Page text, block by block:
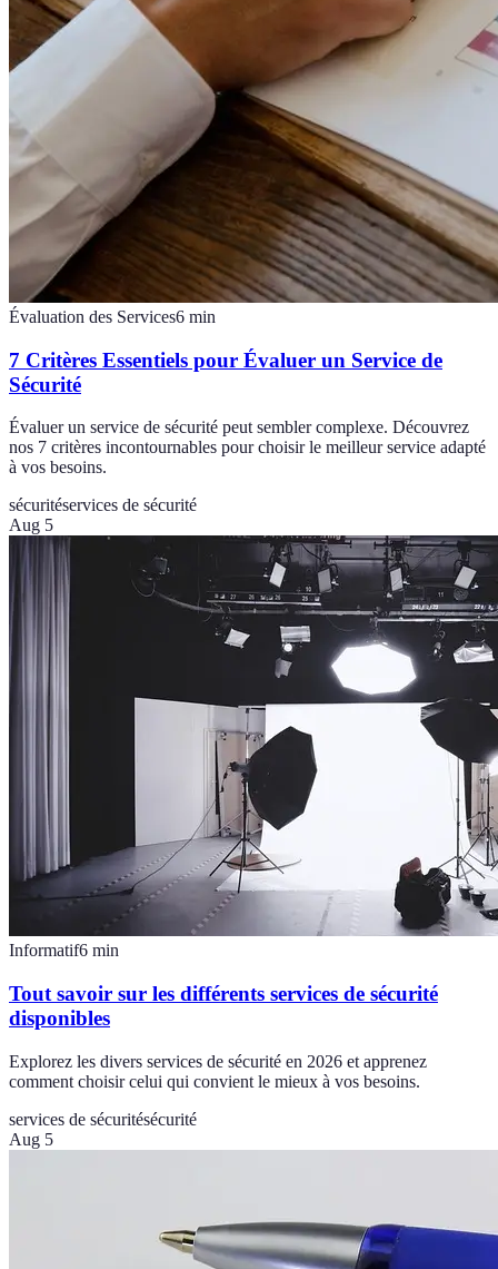
Évaluation des Services6 min
7 Critères Essentiels pour Évaluer un Service de
Sécurité
Évaluer un service de sécurité peut sembler complexe. Découvrez
nos 7 critères incontournables pour choisir le meilleur service adapté
à vos besoins.
sécuritéservices de sécurité
Aug 5
Informatif6 min
Tout savoir sur les différents services de sécurité
disponibles
Explorez les divers services de sécurité en 2026 et apprenez
comment choisir celui qui convient le mieux à vos besoins.
services de sécuritésécurité
Aug 5